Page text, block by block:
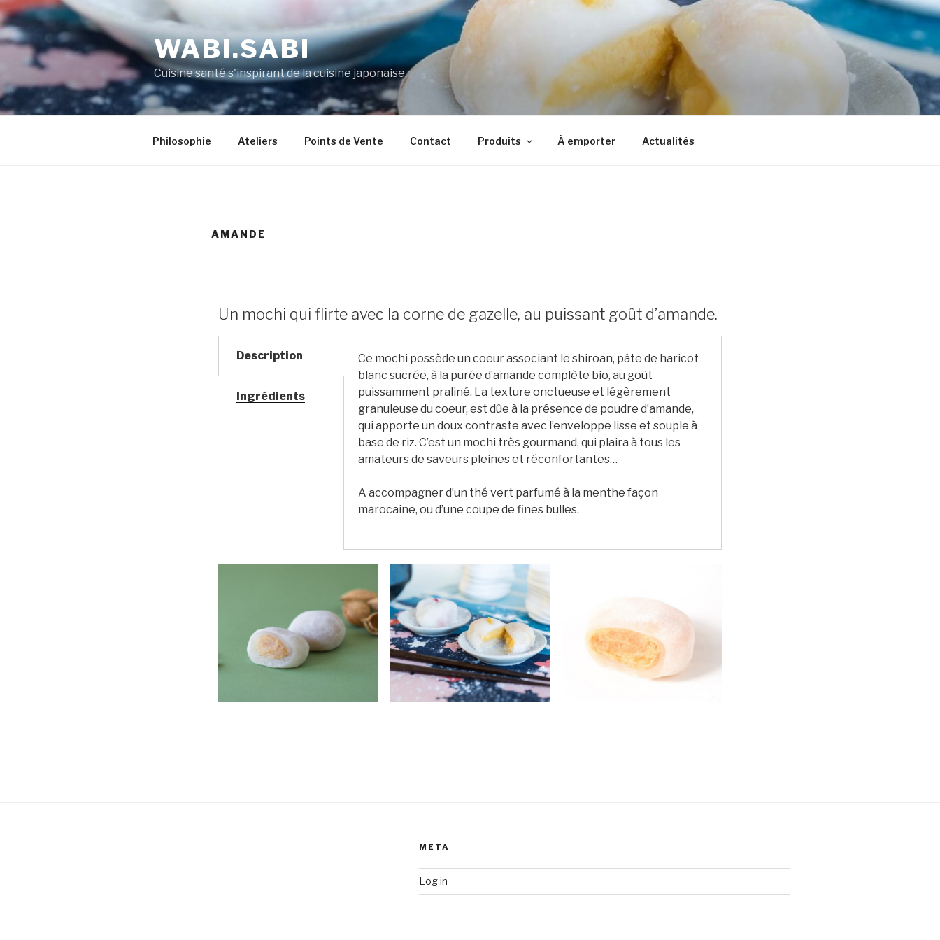
WABI.SABI
Cuisine santé s'inspirant de la cuisine japonaise.
Philosophie Ateliers Points de Vente Contact Produits À emporter Actualités
AMANDE
Un mochi qui flirte avec la corne de gazelle, au puissant goût d’amande.
Description
Ingrédients
Ce mochi possède un coeur associant le shiroan, pâte de haricot
blanc sucrée, à la purée d’amande complète bio, au goût
puissamment praliné. La texture onctueuse et légèrement
granuleuse du coeur, est dûe à la présence de poudre d’amande,
qui apporte un doux contraste avec l’enveloppe lisse et souple à
base de riz. C’est un mochi très gourmand, qui plaira à tous les
amateurs de saveurs pleines et réconfortantes…
A accompagner d’un thé vert parfumé à la menthe façon
marocaine, ou d’une coupe de fines bulles.
META
Log in